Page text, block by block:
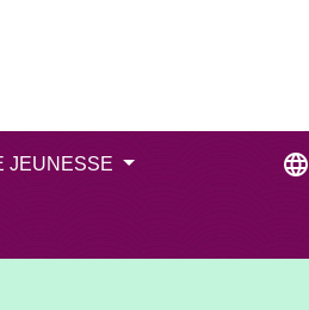
JEUNESSE language